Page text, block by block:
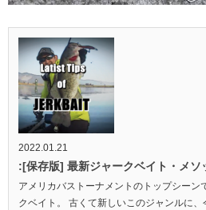
2022.01.21
:[保存版] 最新ジャークベイト・メソ
アメリカバストーナメントのトップシーン
クベイト。 古くて新しいこのジャンルに